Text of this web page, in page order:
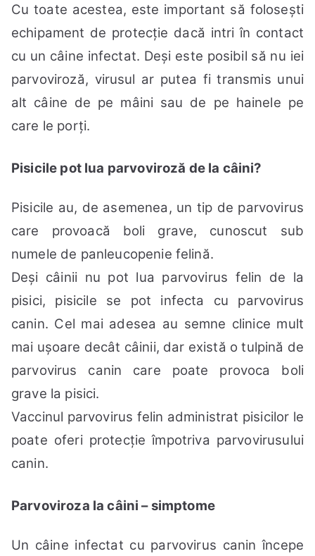
Cu toate acestea, este important să folosești
echipament de protecție dacă intri în contact
cu un câine infectat. Deși este posibil să nu iei
parvoviroză, virusul ar putea fi transmis unui
alt câine de pe mâini sau de pe hainele pe
care le porți.
Pisicile pot lua parvoviroză de la câini?
Pisicile au, de asemenea, un tip de parvovirus
care provoacă boli grave, cunoscut sub
numele de panleucopenie felină.
Deși câinii nu pot lua parvovirus felin de la
pisici, pisicile se pot infecta cu parvovirus
canin. Cel mai adesea au semne clinice mult
mai ușoare decât câinii, dar există o tulpină de
parvovirus canin care poate provoca boli
grave la pisici.
Vaccinul parvovirus felin administrat pisicilor le
poate oferi protecție împotriva parvovirusului
canin.
Parvoviroza la câini – simptome
Un câine infectat cu parvovirus canin începe